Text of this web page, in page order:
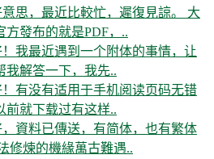
意思，最近比較忙，遲復見諒。 大
方發布的就是PDF，..
我最近遇到一个附体的事情，让
我解答一下，我先..
有没有适用于手机阅读页码无错
前就下载过有这样..
，資料已傳送，有简体，也有繁体
修煉的機緣萬古難遇..